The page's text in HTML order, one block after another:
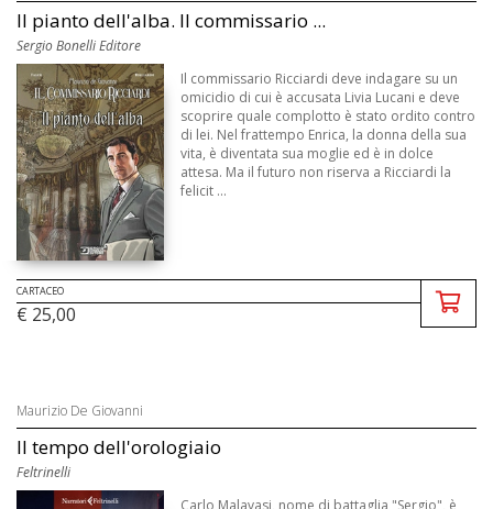
Il pianto dell'alba. Il commissario ...
Sergio Bonelli Editore
Il commissario Ricciardi deve indagare su un
omicidio di cui è accusata Livia Lucani e deve
scoprire quale complotto è stato ordito contro
di lei. Nel frattempo Enrica, la donna della sua
vita, è diventata sua moglie ed è in dolce
attesa. Ma il futuro non riserva a Ricciardi la
felicit ...
CARTACEO
€ 25,00
Maurizio De Giovanni
Il tempo dell'orologiaio
Feltrinelli
Carlo Malavasi, nome di battaglia "Sergio", è